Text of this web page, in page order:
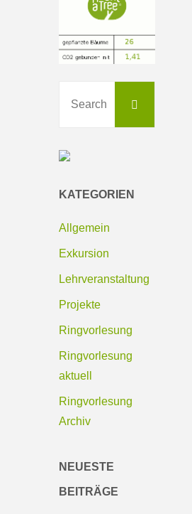
Search
KATEGORIEN
Allgemein
Exkursion
Lehrveranstaltung
Projekte
Ringvorlesung
Ringvorlesung
aktuell
Ringvorlesung
Archiv
NEUESTE
BEITRÄGE